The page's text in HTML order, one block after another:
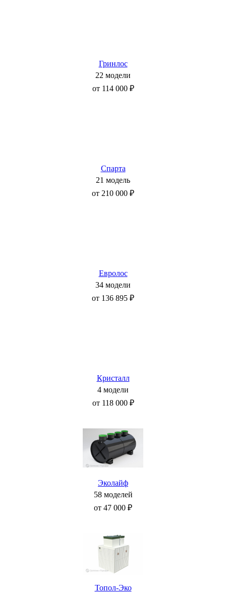
Гринлос
22 модели
от 114 000 ₽
Спарта
21 модель
от 210 000 ₽
Евролос
34 модели
от 136 895 ₽
Кристалл
4 модели
от 118 000 ₽
Эколайф
58 моделей
от 47 000 ₽
Топол-Эко